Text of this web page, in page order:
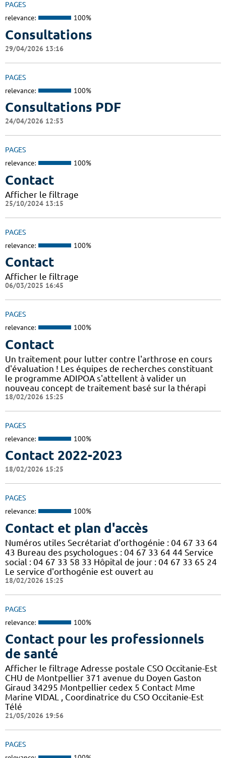
PAGES
relevance: 100%
Consultations
29/04/2026 13:16
PAGES
relevance: 100%
Consultations PDF
24/04/2026 12:53
PAGES
relevance: 100%
Contact
Afficher le filtrage
25/10/2024 13:15
PAGES
relevance: 100%
Contact
Afficher le filtrage
06/03/2025 16:45
PAGES
relevance: 100%
Contact
Un traitement pour lutter contre l'arthrose en cours
d'évaluation ! Les équipes de recherches constituant
le programme ADIPOA s'attellent à valider un
nouveau concept de traitement basé sur la thérapi
18/02/2026 15:25
PAGES
relevance: 100%
Contact 2022-2023
18/02/2026 15:25
PAGES
relevance: 100%
Contact et plan d'accès
Numéros utiles Secrétariat d’orthogénie : 04 67 33 64
43 Bureau des psychologues : 04 67 33 64 44 Service
social : 04 67 33 58 33 Hôpital de jour : 04 67 33 65 24
Le service d'orthogénie est ouvert au
18/02/2026 15:25
PAGES
relevance: 100%
Contact pour les professionnels
de santé
Afficher le filtrage Adresse postale CSO Occitanie-Est
CHU de Montpellier 371 avenue du Doyen Gaston
Giraud 34295 Montpellier cedex 5 Contact Mme
Marine VIDAL , Coordinatrice du CSO Occitanie-Est
Télé
21/05/2026 19:56
PAGES